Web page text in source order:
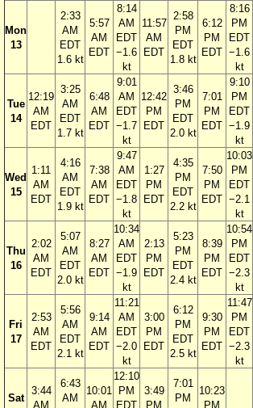
Mon
13
2:33
AM
EDT
1.6 kt
5:57
AM
EDT
8:14
AM
EDT
−1.6
kt
11:57
AM
EDT
2:58
PM
EDT
1.8 kt
6:12
PM
EDT
8:16
PM
EDT
−1.6
kt
Tue
14
12:19
AM
EDT
3:25
AM
EDT
1.7 kt
6:48
AM
EDT
9:01
AM
EDT
−1.7
kt
12:42
PM
EDT
3:46
PM
EDT
2.0 kt
7:01
PM
EDT
9:10
PM
EDT
−1.9
kt
Wed
15
1:11
AM
EDT
4:16
AM
EDT
1.9 kt
7:38
AM
EDT
9:47
AM
EDT
−1.8
kt
1:27
PM
EDT
4:35
PM
EDT
2.2 kt
7:50
PM
EDT
10:03
PM
EDT
−2.1
kt
Thu
16
2:02
AM
EDT
5:07
AM
EDT
2.0 kt
8:27
AM
EDT
10:34
AM
EDT
−1.9
kt
2:13
PM
EDT
5:23
PM
EDT
2.4 kt
8:39
PM
EDT
10:54
PM
EDT
−2.3
kt
Fri
17
2:53
AM
EDT
5:56
AM
EDT
2.1 kt
9:14
AM
EDT
11:21
AM
EDT
−2.0
kt
3:00
PM
EDT
6:12
PM
EDT
2.5 kt
9:30
PM
EDT
11:47
PM
EDT
−2.3
kt
Sat
3:44
AM
6:43
AM
10:01
AM
12:10
PM
EDT
3:49
PM
7:01
PM
10:23
PM